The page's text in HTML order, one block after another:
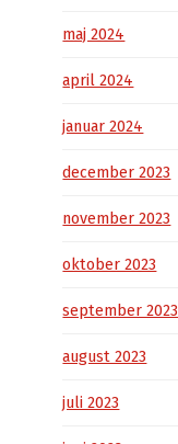
maj 2024
april 2024
januar 2024
december 2023
november 2023
oktober 2023
september 2023
august 2023
juli 2023